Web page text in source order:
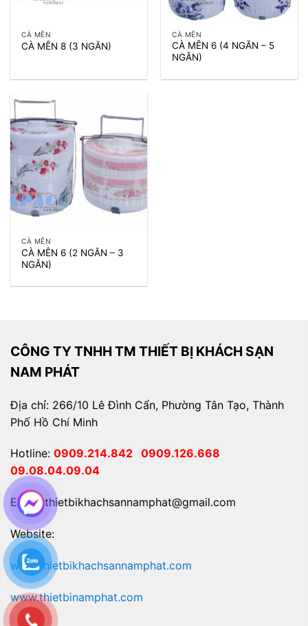
CÀ MÊN
CÀ MÊN 8 (3 NGĂN)
CÀ MÊN
CÀ MÊN 6 (4 NGĂN – 5
NGĂN)
CÀ MÊN
CÀ MÊN 6 (2 NGĂN – 3
NGĂN)
CÔNG TY TNHH TM THIẾT BỊ KHÁCH SẠN
NAM PHÁT
Địa chỉ: 266/10 Lê Đình Cẩn, Phường Tân Tạo, Thành
Phố Hồ Chí Minh
Hotline: 0909.214.842 0909.126.668
09.08.04.09.04
Email: thietbikhachsannamphat@gmail.com
Website:
www.thietbikhachsannamphat.com
www.thietbinamphat.com